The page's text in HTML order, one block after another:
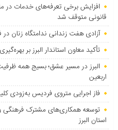
افزایش برخی تعرفه‌های خدمات در
قانونی متوقف شد
آزادی هفت زندانی ندامتگاه زنان
تأکید معاون استاندار البرز بر
البرز در مسیر عشق؛ بسیج همه
اربعین
فاز اجرایی متروی فردیس به‌زودی
توسعه همکاری‌های مشترک فرهنگی و
استان البرز